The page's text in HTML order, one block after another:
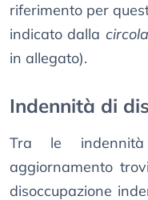
riferimento per
indicato dalla
in allegato).
Indennità di
Tra le
aggiornamento
disoccupazione